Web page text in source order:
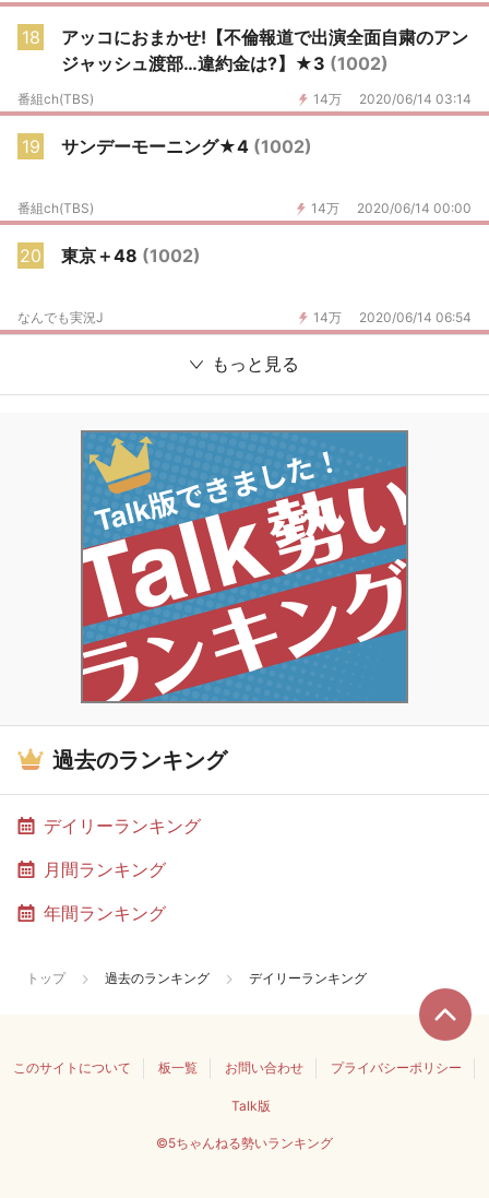
18
アッコにおまかせ!【不倫報道で出演全面自粛のアン
ジャッシュ渡部…違約金は?】★3 (1002)
14万 2020/06/14 03:14
番組ch(TBS)
19 サンデーモーニング★4 (1002)
14万 2020/06/14 00:00
番組ch(TBS)
20 東京＋48 (1002)
14万 2020/06/14 06:54
なんでも実況J
もっと見る
過去のランキング
デイリーランキング
月間ランキング
年間ランキング
トップ 過去のランキング デイリーランキング
このサイトについて 板一覧 お問い合わせ プライバシーポリシー
Talk版
©5ちゃんねる勢いランキング